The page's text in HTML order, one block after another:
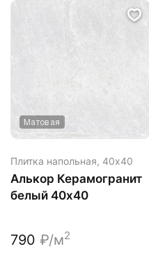
Матовая
Плитка напольная, 40х40
Алькор Керамогранит
белый 40х40
790 ₽/м2